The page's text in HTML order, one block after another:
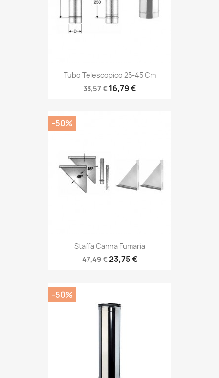
Tubo Telescopico 25-45 Cm
33,57 € 16,79 €
Staffa Canna Fumaria
47,49 €23,75 €
-50%
-50%